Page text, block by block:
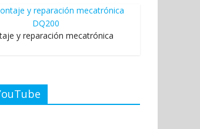
y reparación mecatrónica